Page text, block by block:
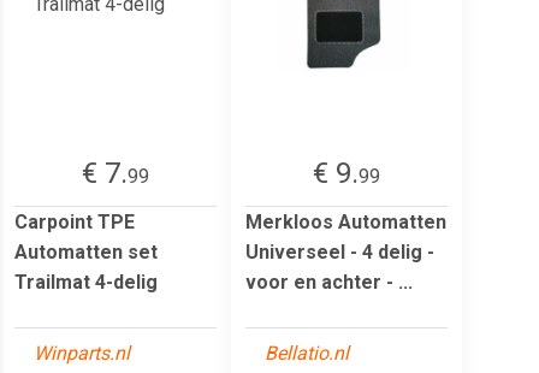
€ 7.99
Carpoint TPE
Automatten set
Trailmat 4-delig
Winparts.nl
€ 9.99
Merkloos Automatten
Universeel - 4 delig -
voor en achter - ...
Bellatio.nl